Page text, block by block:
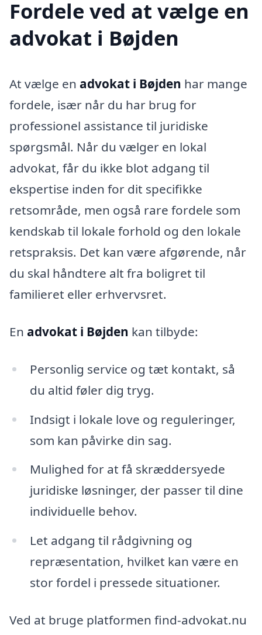
Fordele ved at vælge en
advokat i Bøjden
At vælge en advokat i Bøjden har mange
fordele, især når du har brug for
professionel assistance til juridiske
spørgsmål. Når du vælger en lokal
advokat, får du ikke blot adgang til
ekspertise inden for dit specifikke
retsområde, men også rare fordele som
kendskab til lokale forhold og den lokale
retspraksis. Det kan være afgørende, når
du skal håndtere alt fra boligret til
familieret eller erhvervsret.
En advokat i Bøjden kan tilbyde:
Personlig service og tæt kontakt, så
du altid føler dig tryg.
Indsigt i lokale love og reguleringer,
som kan påvirke din sag.
Mulighed for at få skræddersyede
juridiske løsninger, der passer til dine
individuelle behov.
Let adgang til rådgivning og
repræsentation, hvilket kan være en
stor fordel i pressede situationer.
Ved at bruge platformen find-advokat.nu